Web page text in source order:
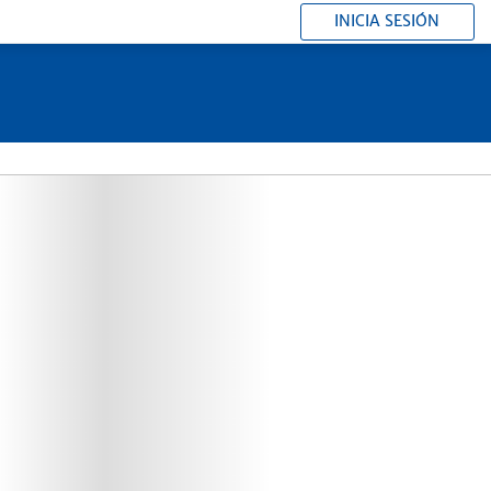
INICIA SESIÓN